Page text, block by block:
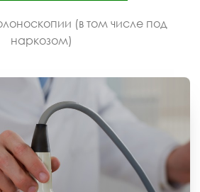
(в том числе под
наркозом)